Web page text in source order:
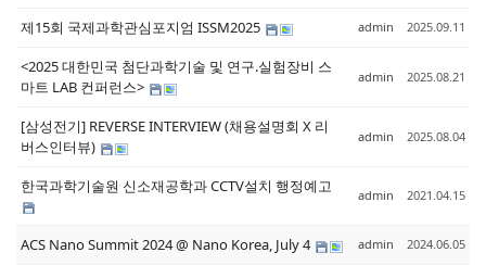
제15회 국제과학관심포지엄 ISSM2025 admin 2025.09.11
<2025 대한민국 첨단과학기술 및 연구.실험장비 스
마트 LAB 컨퍼런스>
admin 2025.08.21
[삼성전기] REVERSE INTERVIEW (채용설명회 X 리
버스인터뷰)
admin 2025.08.04
한국과학기술원 신소재공학과 CCTV설치 행정예고 admin 2021.04.15
ACS Nano Summit 2024 @ Nano Korea, July 4 admin 2024.06.05